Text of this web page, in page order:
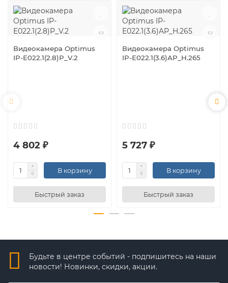
Видеокамера Optimus
IP-E022.1(2.8)P_V.2
4 802 ₽
В корзину
Быстрый заказ
Видеокамера Optimus
IP-E022.1(3.6)AP_H.265
5 727 ₽
В корзину
Быстрый заказ
Будьте в центре событий - подпишитесь на наши
новости! Новинки, скидки, акции.